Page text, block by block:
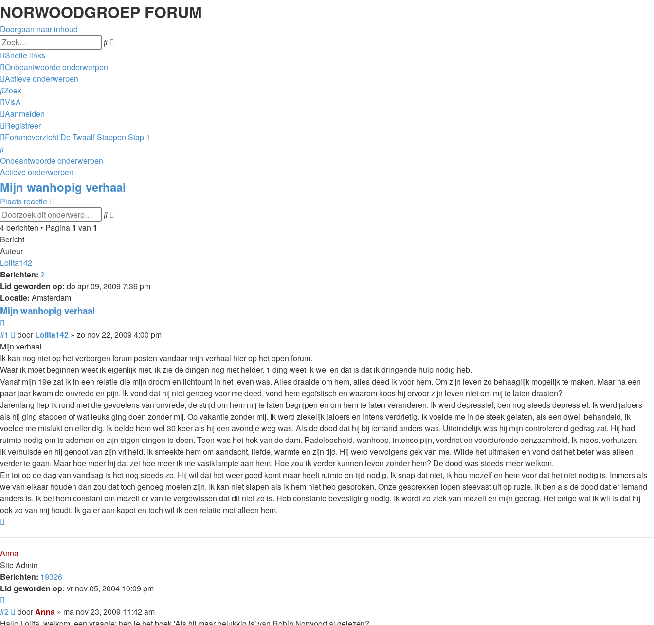
NORWOODGROEP FORUM
Doorgaan naar inhoud
Zoek
Snelle links
Onbeantwoorde onderwerpen
Actieve onderwerpen
Zoek
V&A
Aanmelden
Registreer
Forumoverzicht De Twaalf Stappen Stap 1
Zoek
Onbeantwoorde onderwerpen
Actieve onderwerpen
Mijn wanhopig verhaal
Plaats reactie
Zoek
4 berichten • Pagina 1 van 1
Bericht
Auteur
Lolita142
Berichten: 2
Lid geworden op: do apr 09, 2009 7:36 pm
Locatie: Amsterdam
Mijn wanhopig verhaal
#1
Bericht
doorLolita142 » zo nov 22, 2009 4:00 pm
Mijn verhaal
Ik kan nog niet op het verborgen forum posten vandaar mijn verhaal hier op het open forum.
Waar ik moet beginnen weet ik eigenlijk niet, ik zie de dingen nog niet helder. 1 ding weet ik wel en dat is dat ik dringende hulp nodig heb.
Vanaf mijn 19e zat ik in een relatie die mijn droom en lichtpunt in het leven was. Alles draaide om hem, alles deed ik voor hem. Om zijn leven zo behaaglijk mogelijk te maken. Maar na een
paar jaar kwam de onvrede en pijn. Ik vond dat hij niet genoeg voor me deed, vond hem egoïstisch en waarom koos hij ervoor zijn leven niet om mij te laten draaien?
Jarenlang liep ik rond met die gevoelens van onvrede, de strijd om hem mij te laten begrijpen en om hem te laten veranderen. Ik werd depressief, ben nog steeds depressief. Ik werd jaloers
als hij ging stappen of wat leuks ging doen zonder mij. Op vakantie zonder mij. Ik werd ziekelijk jaloers en intens verdrietig. Ik voelde me in de steek gelaten, als een dweil behandeld, ik
voelde me mislukt en ellendig. Ik belde hem wel 30 keer als hij een avondje weg was. Als de dood dat hij bij iemand anders was. Uiteindelijk was hij mijn controlerend gedrag zat. Hij had
ruimte nodig om te ademen en zijn eigen dingen te doen. Toen was het hek van de dam. Radeloosheid, wanhoop, intense pijn, verdriet en voordurende eenzaamheid. Ik moest verhuizen.
Ik verhuisde en hij genoot van zijn vrijheid. Ik smeekte hem om aandacht, liefde, warmte en zijn tijd. Hij werd vervolgens gek van me. Wilde het uitmaken en vond dat het beter was alleen
verder te gaan. Maar hoe meer hij dat zei hoe meer ik me vastklampte aan hem. Hoe zou ik verder kunnen leven zonder hem? De dood was steeds meer welkom.
En tot op de dag van vandaag is het nog steeds zo. Hij wil dat het weer goed komt maar heeft ruimte en tijd nodig. Ik snap dat niet, ik hou mezelf en hem voor dat het niet nodig is. Immers als
we van elkaar houden dan zou dat toch genoeg moeten zijn. Ik kan niet slapen als ik hem niet heb gesproken. Onze gesprekken lopen steevast uit op ruzie. Ik ben als de dood dat er iemand
anders is. Ik bel hem constant om mezelf er van te vergewissen dat dit niet zo is. Heb constante bevestiging nodig. Ik wordt zo ziek van mezelf en mijn gedrag. Het enige wat ik wil is dat hij
ook zo van mij houdt. Ik ga er aan kapot en toch wil ik een relatie met alleen hem.
Anna
Site Admin
Berichten: 19326
Lid geworden op: vr nov 05, 2004 10:09 pm
#2
Bericht
doorAnna » ma nov 23, 2009 11:42 am